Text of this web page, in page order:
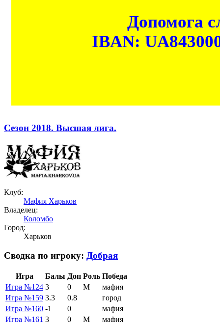
Допомога
IBAN:
Сезон 2018. Высшая лига.
Клуб:
Мафия Харьков
Владелец:
Коломбо
Город:
Харьков
Сводка по игроку: Добрая
Игра Балы Доп Роль Победа
Игра №124 3 0 М
мафия
Игра №159 3.3 0.8
город
Игра №160 -1 0
мафия
Игра №161 3 0 М
мафия